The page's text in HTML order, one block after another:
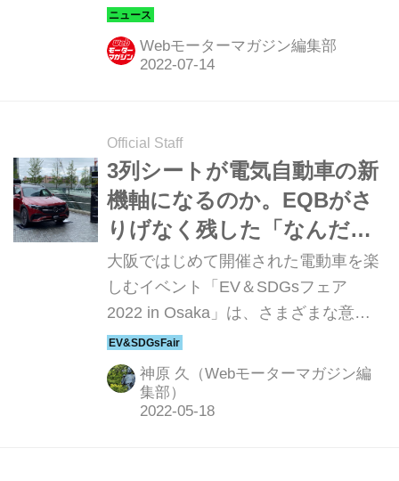
日より販売が開始された。比較的コン
パクトなSUVルックスに7人乗りを可
能とした「使える」BEVは日本でも人
ャンペーンも実施するなど、気合の入
ったセールスプロモーションが展開さ
れる。
Webモーターマガジン編集部
Official Staff
3列シートが電気自動車の新
機軸になるのか。EQBがさ
りげなく残した「なんだか
面白そう」感【EV＆SDGs
フェアよもやま話／前編】
大阪ではじめて開催された電動車を楽
しむイベント「EV＆SDGsフェア
2022 in Osaka」は、さまざまな意味
で興味深いイベントとなった。その現
場で見て感じて耳にしたいくつかのト
ピックを、ピックアップして紹介しよ
う。まずは3列シートEVという新ジャ
神原 久（Webモーターマガジン編
集部）